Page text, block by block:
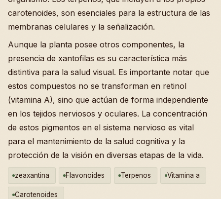
carotenoides, son esenciales para la estructura de las
membranas celulares y la señalización.
Aunque la planta posee otros componentes, la
presencia de xantofilas es su característica más
distintiva para la salud visual. Es importante notar que
estos compuestos no se transforman en retinol
(vitamina A), sino que actúan de forma independiente
en los tejidos nerviosos y oculares. La concentración
de estos pigmentos en el sistema nervioso es vital
para el mantenimiento de la salud cognitiva y la
protección de la visión en diversas etapas de la vida.
zeaxantina Flavonoides Terpenos Vitamina a
Carotenoides